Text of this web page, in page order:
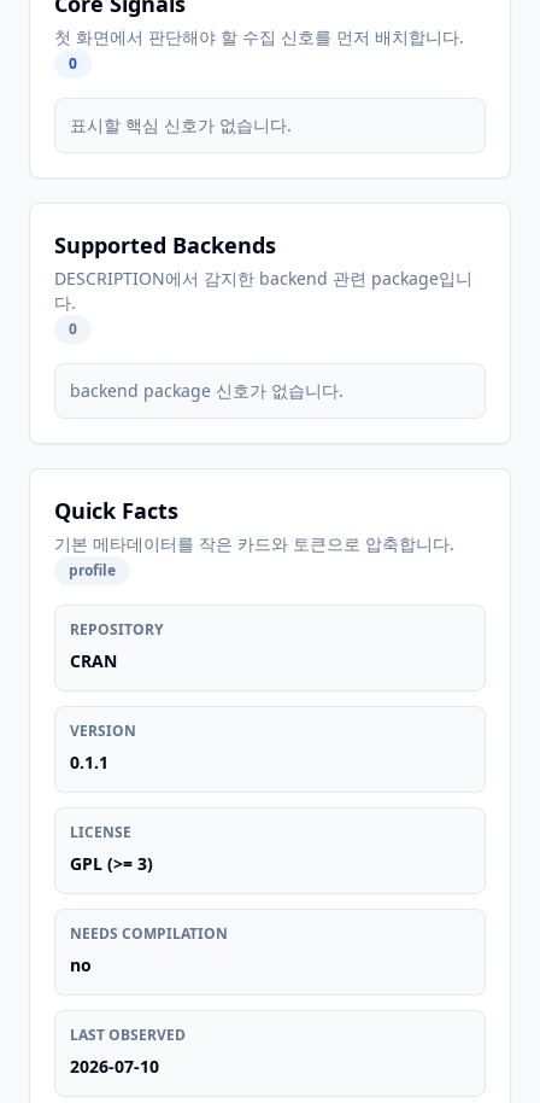
첫 화면에서 판단해야 할 수집 신호를 먼저 배치합니다.
0
표시할 핵심 신호가 없습니다.
Supported Backends
DESCRIPTION에서 감지한 backend 관련 package입니
다.
0
backend package 신호가 없습니다.
Quick Facts
기본 메타데이터를 작은 카드와 토큰으로 압축합니다.
profile
REPOSITORY
CRAN
VERSION
0.1.1
LICENSE
GPL (>= 3)
NEEDS COMPILATION
no
LAST OBSERVED
2026-07-10